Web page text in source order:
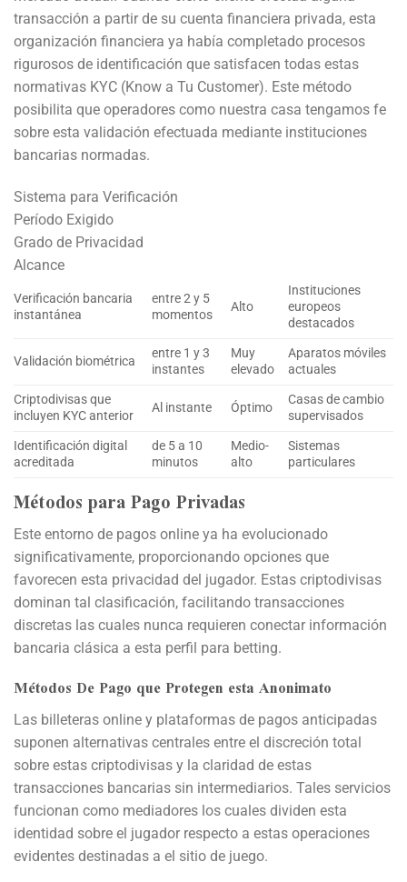
transacción a partir de su cuenta financiera privada, esta
organización financiera ya había completado procesos
rigurosos de identificación que satisfacen todas estas
normativas KYC (Know a Tu Customer). Este método
posibilita que operadores como nuestra casa tengamos fe
sobre esta validación efectuada mediante instituciones
bancarias normadas.
Sistema para Verificación
Período Exigido
Grado de Privacidad
Alcance
Verificación bancaria
instantánea
entre 2 y 5
momentos
Alto
Instituciones
europeos
destacados
Validación biométrica
entre 1 y 3
instantes
Muy
elevado
Aparatos móviles
actuales
Criptodivisas que
incluyen KYC anterior
Al instante Óptimo
Casas de cambio
supervisados
Identificación digital
acreditada
de 5 a 10
minutos
Medio-
alto
Sistemas
particulares
Métodos para Pago Privadas
Este entorno de pagos online ya ha evolucionado
significativamente, proporcionando opciones que
favorecen esta privacidad del jugador. Estas criptodivisas
dominan tal clasificación, facilitando transacciones
discretas las cuales nunca requieren conectar información
bancaria clásica a esta perfil para betting.
Métodos De Pago que Protegen esta Anonimato
Las billeteras online y plataformas de pagos anticipadas
suponen alternativas centrales entre el discreción total
sobre estas criptodivisas y la claridad de estas
transacciones bancarias sin intermediarios. Tales servicios
funcionan como mediadores los cuales dividen esta
identidad sobre el jugador respecto a estas operaciones
evidentes destinadas a el sitio de juego.